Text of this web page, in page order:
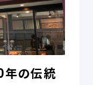
の伝統